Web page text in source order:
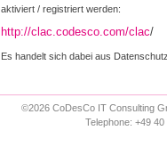
aktiviert / registriert werden:
http://clac.codesco.com/clac/
Es handelt sich dabei aus
©2026 CoDesCo IT Consulting
Telephone: +49